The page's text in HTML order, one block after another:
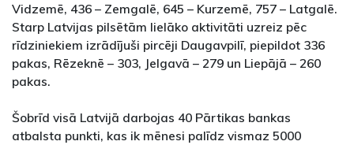
Vidzemē, 436 – Zemgalē, 645 – Kurzemē, 757 – Latgalē.
Starp Latvijas pilsētām lielāko aktivitāti uzreiz pēc
rīdziniekiem izrādījuši pircēji Daugavpilī, piepildot 336
pakas, Rēzeknē – 303, Jelgavā – 279 un Liepājā – 260
pakas.
Šobrīd visā Latvijā darbojas 40 Pārtikas bankas
atbalsta punkti, kas ik mēnesi palīdz vismaz 5000